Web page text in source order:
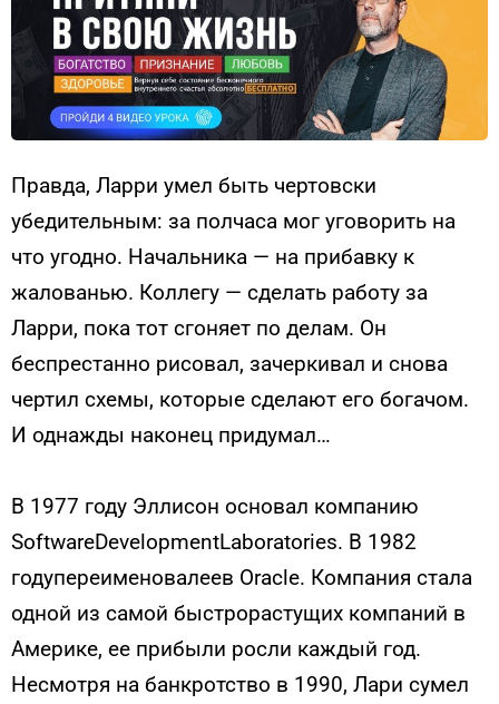
Правда, Ларри умел быть чертовски
убедительным: за полчаса мог уговорить на
что угодно. Начальника — на прибавку к
жалованью. Коллегу — сделать работу за
Ларри, пока тот сгоняет по делам. Он
беспрестанно рисовал, зачеркивал и снова
чертил схемы, которые сделают его богачом.
И однажды наконец придумал…
В 1977 году Эллисон основал компанию
SoftwareDevelopmentLaboratories. В 1982
годупереименовалеев Oracle. Компания стала
одной из самой быстрорастущих компаний в
Америке, ее прибыли росли каждый год.
Несмотря на банкротство в 1990, Лари сумел